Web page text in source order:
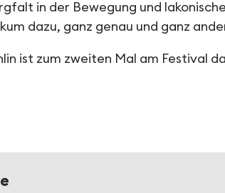
in der Bewegung und
dazu, ganz genau und ganz
ist zum zweiten Mal am Festival